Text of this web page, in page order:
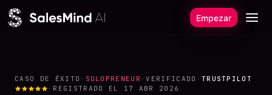
Ir al contenido
Empezar
CASO DE ÉXITO · SOLOPRENEUR ·VERIFICADO · TRUSTPILOT
· REGISTRADO EL 17 ABR 2026